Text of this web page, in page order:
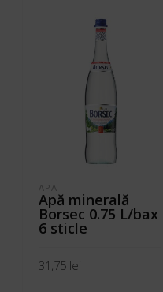
APA
Apă minerală
Borsec 0.75 L/bax
6 sticle
31,75 lei